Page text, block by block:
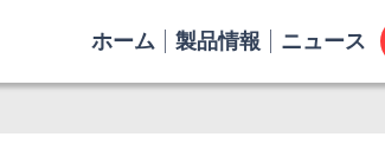
ホーム 製品情報 ニュース